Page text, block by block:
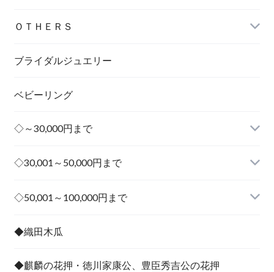
ＯＴＨＥＲＳ
ブライダルジュエリー
ベビーリング
◇～30,000円まで
その他
◇30,001～50,000円まで
その他
◇50,001～100,000円まで
◆織田木瓜
◆麒麟の花押・徳川家康公、豊臣秀吉公の花押